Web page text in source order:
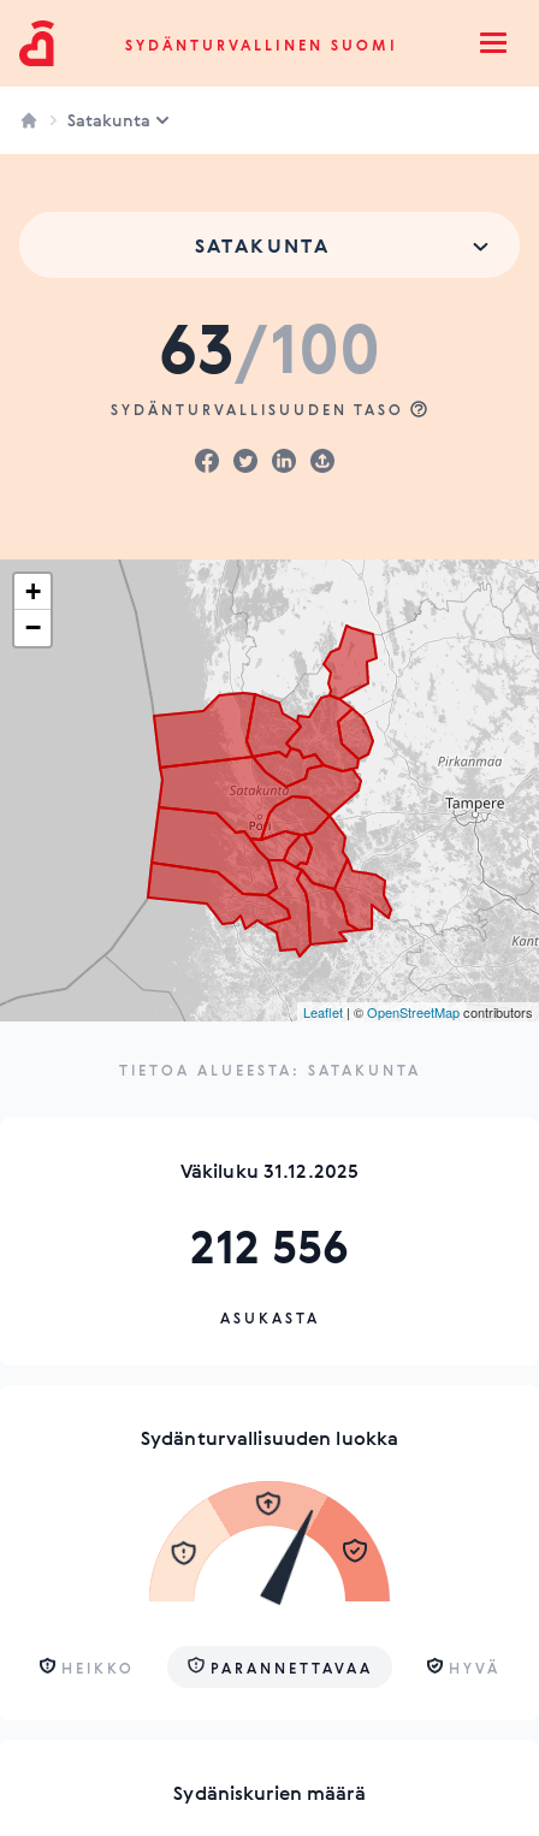
Sydänturvallinen SuomiSYDÄNTURVALLINEN SUOMI
Satakunta
SATAKUNTA
63/100
SYDÄNTURVALLISUUDEN TASO
+
−
Leaflet | ©OpenStreetMapcontributors
TIETOA ALUEESTA: SATAKUNTA
Väkiluku 31.12.2025
212 556
ASUKASTA
Sydänturvallisuuden luokka
HEIKKO PARANNETTAVAA HYVÄ
Sydäniskurien määrä